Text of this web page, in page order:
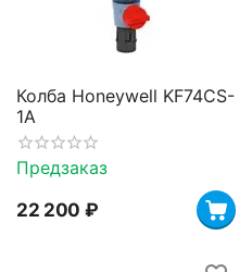
Колба Honeywell KF74CS-
1A
Предзаказ
22 200 ₽